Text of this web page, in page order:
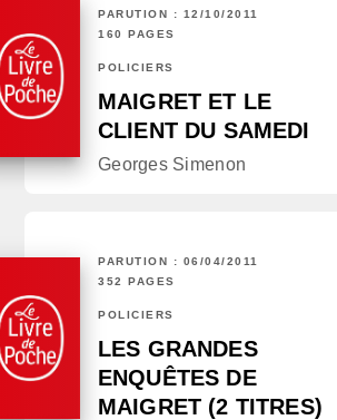
PARUTION : 12/10/2011
160 PAGES
POLICIERS
MAIGRET ET LE
CLIENT DU SAMEDI
Georges Simenon
PARUTION : 06/04/2011
352 PAGES
POLICIERS
LES GRANDES
ENQUÊTES DE
MAIGRET (2 TITRES)